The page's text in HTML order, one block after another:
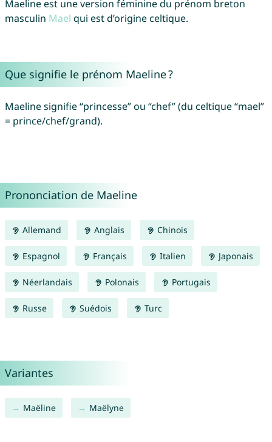
Maeline est une version féminine du prénom breton
masculin Mael qui est d’origine celtique.
Que signifie le prénom Maeline ?
Maeline signifie “princesse” ou “chef” (du celtique “mael”
= prince/chef/grand).
Prononciation de Maeline
Allemand Anglais Chinois
Espagnol Français Italien Japonais
Néerlandais Polonais Portugais
Russe Suédois Turc
Variantes
Maëline Maëlyne